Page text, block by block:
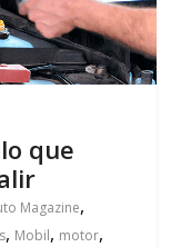
que
Magazine,
, Mobil, motor,